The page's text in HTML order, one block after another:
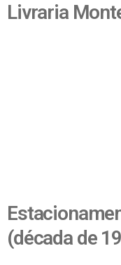
Livraria
(década de